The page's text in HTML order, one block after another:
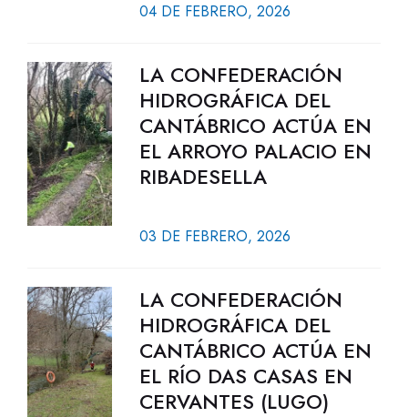
04 DE FEBRERO, 2026
LA CONFEDERACIÓN
HIDROGRÁFICA DEL
CANTÁBRICO ACTÚA EN
EL ARROYO PALACIO EN
RIBADESELLA
03 DE FEBRERO, 2026
LA CONFEDERACIÓN
HIDROGRÁFICA DEL
CANTÁBRICO ACTÚA EN
EL RÍO DAS CASAS EN
CERVANTES (LUGO)